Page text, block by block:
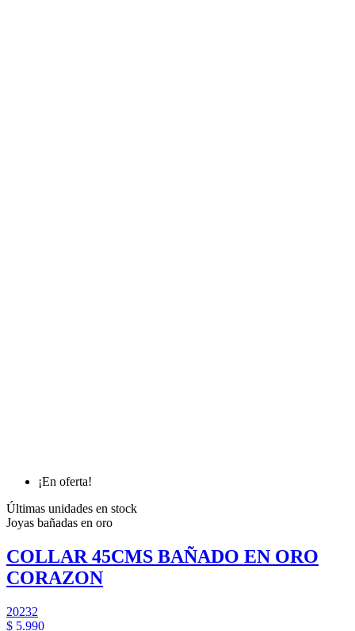
¡En oferta!
Últimas unidades en stock
Joyas bañadas en oro
COLLAR 45CMS BAÑADO EN ORO
CORAZON
20232
$ 5.990